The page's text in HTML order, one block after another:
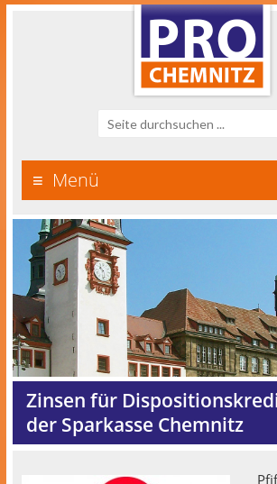
Menü
Zinsen für
der Sparkasse Chemnitz